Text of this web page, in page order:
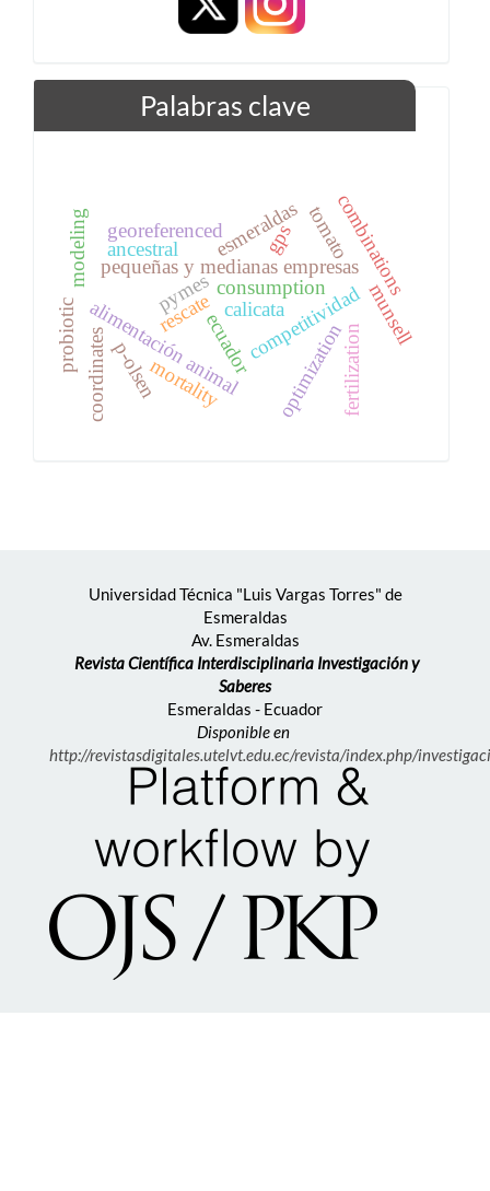
Palabras clave
competitividad
pequeñas y medianas empresas
pymes
esmeraldas
ecuador
alimentación animal
modeling
optimization
tomatocombinations
calicata munsell
coordinates
gps
georeferenced
p-olsen fertilization
probiotic
mortality
consumption
rescate
ancestral
Universidad Técnica "Luis Vargas Torres" de
Esmeraldas
Av. Esmeraldas
Revista Científica Interdisciplinaria Investigación y
Saberes
Esmeraldas - Ecuador
Disponible en
http://revistasdigitales.utelvt.edu.ec/revista/index.php/